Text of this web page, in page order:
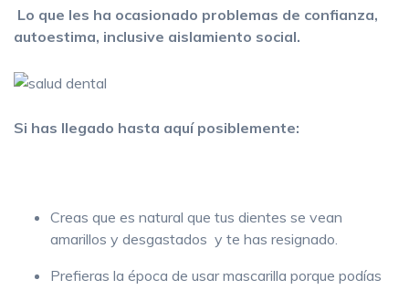
Lo que les ha ocasionado problemas de confianza,
autoestima, inclusive aislamiento social.
Si has llegado hasta aquí posiblemente:
Creas que es natural que tus dientes se vean
amarillos y desgastados y te has resignado.
Prefieras la época de usar mascarilla porque podías